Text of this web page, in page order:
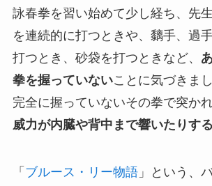
詠春拳を習い始めて少し経ち、先
を連続的に打つときや、黐手、過
打つとき、砂袋を打つときなど、
拳を握っていないことに気づきま
完全に握っていないその拳で突かれ
威力が内臓や背中まで響いたりする
「 ブルース・リー物語」という、